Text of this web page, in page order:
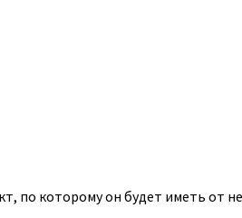
которому он будет иметь от